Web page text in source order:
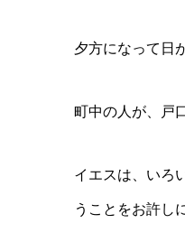
夕方になって日
町中の人が、戸
イエスは、いろ
うことをお許し